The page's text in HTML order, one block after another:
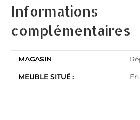
Informations
complémentaires
MAGASIN
MEUBLE SITUÉ :